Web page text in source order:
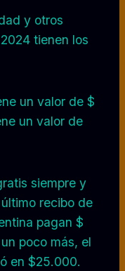
y otros
tienen los
un valor de $
un valor de
siempre y
recibo de
pagan $
poco más, el
en $25.000.